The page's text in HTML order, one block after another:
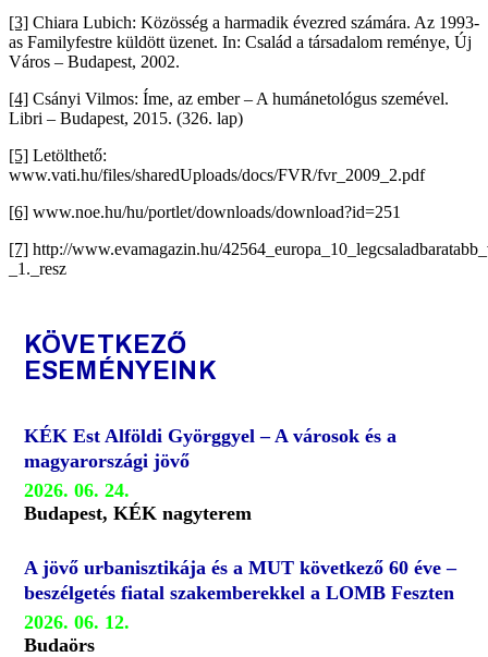
[3] Chiara Lubich: Közösség a harmadik évezred számára. Az 1993-
as Familyfestre küldött üzenet. In: Család a társadalom reménye, Új
Város – Budapest, 2002.
[4] Csányi Vilmos: Íme, az ember – A humánetológus szemével.
Libri – Budapest, 2015. (326. lap)
[5] Letölthető:
www.vati.hu/files/sharedUploads/docs/FVR/fvr_2009_2.pdf
[6] www.noe.hu/hu/portlet/downloads/download?id=251
[7] http://www.evamagazin.hu/
_1._resz
KÖVETKEZŐ
ESEMÉNYEINK
KÉK Est Alföldi Györggyel – A városok és a
magyarországi jövő
2026. 06. 24.
Budapest, KÉK nagyterem
A jövő urbanisztikája és a MUT következő 60 éve –
beszélgetés fiatal szakemberekkel a LOMB Feszten
2026. 06. 12.
Budaörs